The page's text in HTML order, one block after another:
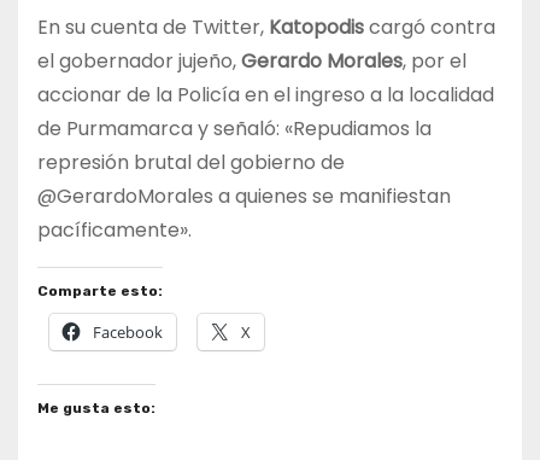
En su cuenta de Twitter, Katopodiscargó contra
el gobernador jujeño,Gerardo Morales, por el
accionar de la Policía en el ingreso a la localidad
de Purmamarca y señaló: «Repudiamos la
represión brutal del gobierno de
@GerardoMorales a quienes se manifiestan
pacíficamente».
Comparte esto:
Facebook X
Me gusta esto: